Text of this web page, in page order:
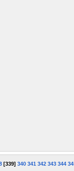
[339] 340 341 342 343 344